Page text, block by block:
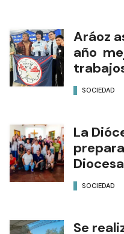
Aráoz
año
SOCIEDAD
La
SOCIEDAD
Se